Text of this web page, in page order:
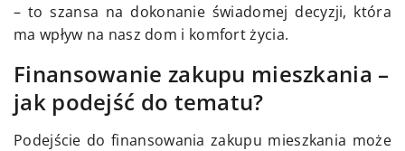
– to szansa na dokonanie świadomej decyzji, która
ma wpływ na nasz dom i komfort życia.
Finansowanie zakupu mieszkania –
jak podejść do tematu?
Podejście do finansowania zakupu mieszkania może